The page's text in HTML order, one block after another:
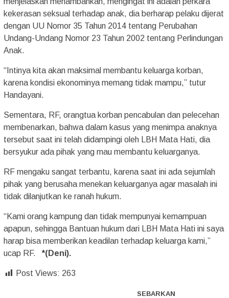
kekerasan seksual terhadap anak, dia berharap pelaku dijerat
dengan UU Nomor 35 Tahun 2014 tentang Perubahan
Undang-Undang Nomor 23 Tahun 2002 tentang Perlindungan
Anak.
“Intinya kita akan maksimal membantu keluarga korban,
karena kondisi ekonominya memang tidak mampu,” tutur
Handayani.
Sementara, RF, orangtua korban pencabulan dan pelecehan
membenarkan, bahwa dalam kasus yang menimpa anaknya
tersebut saat ini telah didampingi oleh LBH Mata Hati, dia
bersyukur ada pihak yang mau membantu keluarganya.
RF mengaku sangat terbantu, karena saat ini ada sejumlah
pihak yang berusaha menekan keluarganya agar masalah ini
tidak dilanjutkan ke ranah hukum.
“Kami orang kampung dan tidak mempunyai kemampuan
apapun, sehingga Bantuan hukum dari LBH Mata Hati ini saya
harap bisa memberikan keadilan terhadap keluarga kami,”
ucap RF.*(Deni).
Post Views: 263
SEBARKAN